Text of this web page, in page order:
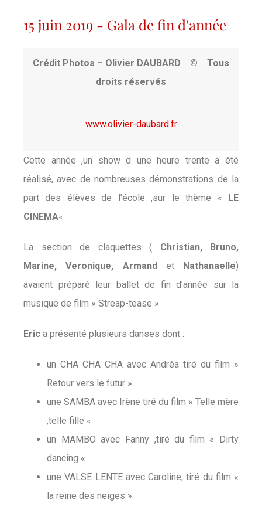
15 juin 2019 - Gala de fin d'année
Crédit Photos – Olivier DAUBARD © Tous
droits réservés
www.olivier-daubard.fr
Cette année ,un show d une heure trente a été
réalisé, avec de nombreuses démonstrations de la
part des élèves de l’école ,sur le thème «
LE
CINEMA«
La section de claquettes ( Christian, Bruno,
Marine, Veronique, Armand
et Nathanaelle)
avaient préparé leur ballet de fin d’année sur la
musique de film » Streap-tease »
Eric a présenté plusieurs danses dont :
un CHA CHA CHA avec Andréa tiré du film »
Retour vers le futur »
une SAMBA avec Irène tiré du film » Telle mère
,telle fille «
un MAMBO avec Fanny ,tiré du film « Dirty
dancing «
une VALSE LENTE avec Caroline, tiré du film «
la reine des neiges »